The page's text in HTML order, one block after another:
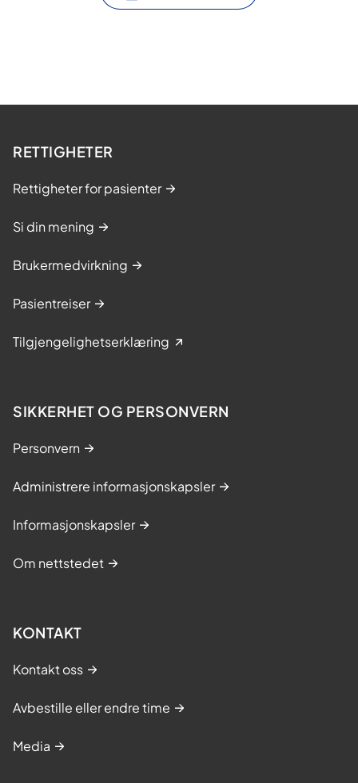
RETTIGHETER
Rettigheter for pasienter
Si din mening
Brukermedvirkning
Pasientreiser
Tilgjengelighetserklæring
SIKKERHET OG PERSONVERN
Personvern
Administrere informasjonskapsler
Informasjonskapsler
Om nettstedet
KONTAKT
Kontakt oss
Avbestille eller endre time
Media